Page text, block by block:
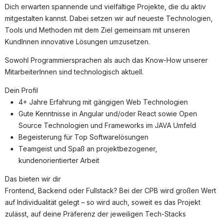
Dich erwarten spannende und vielfältige Projekte, die du aktiv
mitgestalten kannst. Dabei setzen wir auf neueste Technologien,
Tools und Methoden mit dem Ziel gemeinsam mit unseren
KundInnen innovative Lösungen umzusetzen.
Sowohl Programmiersprachen als auch das Know-How unserer
MitarbeiterInnen sind technologisch aktuell.
Dein Profil
4+ Jahre Erfahrung mit gängigen Web Technologien
Gute Kenntnisse in Angular und/oder React sowie Open
Source Technologien und Frameworks im JAVA Umfeld
Begeisterung für Top Softwarelösungen
Teamgeist und Spaß an projektbezogener,
kundenorientierter Arbeit
Das bieten wir dir
Frontend, Backend oder Fullstack? Bei der CPB wird großen Wert
auf Individualität gelegt – so wird auch, soweit es das Projekt
zulässt, auf deine Präferenz der jeweiligen Tech-Stacks
Systemstatus
Jobs
Jobkategorien
Berufsfelder
Für Unternehmen
Kandidaten finden
© informatikjobs.at
Cookie-Einstellungen